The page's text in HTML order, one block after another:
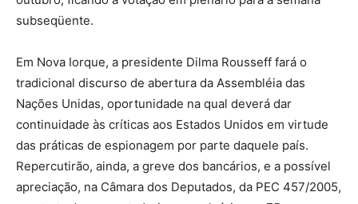
subseqüente.
Em Nova Iorque, a presidente Dilma Rousseff fará o
tradicional discurso de abertura da Assembléia das
Nações Unidas, oportunidade na qual deverá dar
continuidade às críticas aos Estados Unidos em virtude
das práticas de espionagem por parte daquele país.
Repercutirão, ainda, a greve dos bancários, e a possível
apreciação, na Câmara dos Deputados, da PEC 457/2005,